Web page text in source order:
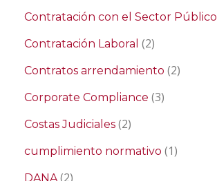
Contratación con el Sector Público
Contratación Laboral (2)
Contratos arrendamiento (2)
Corporate Compliance (3)
Costas Judiciales (2)
cumplimiento normativo (1)
DANA(2)